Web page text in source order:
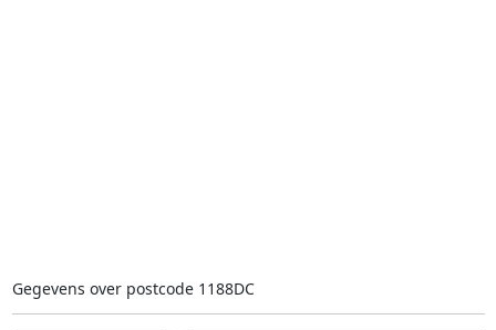
Gegevens over postcode 1188DC